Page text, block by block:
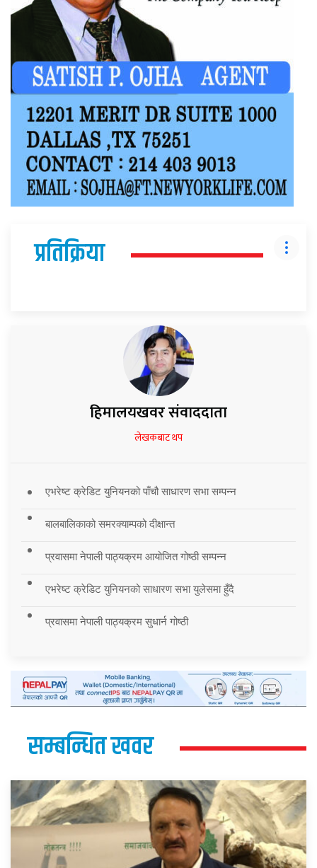
प्रतिक्रिया
हिमालयखवर संवाददाता
लेखकबाट थप
एभरेष्ट क्रेडिट युनियनको पाँचौ साधारण सभा सम्पन्न
बालबालिकाको समरक्याम्पको दीक्षान्त
प्रवासमा नेपाली पाठ्यक्रम आयोजित गोष्ठी सम्पन्न
एभरेष्ट क्रेडिट युनियनको साधारण सभा युलेसमा हुँदै
प्रवासमा नेपाली पाठ्यक्रम सुधार्न गोष्ठी
सम्बन्धित खवर